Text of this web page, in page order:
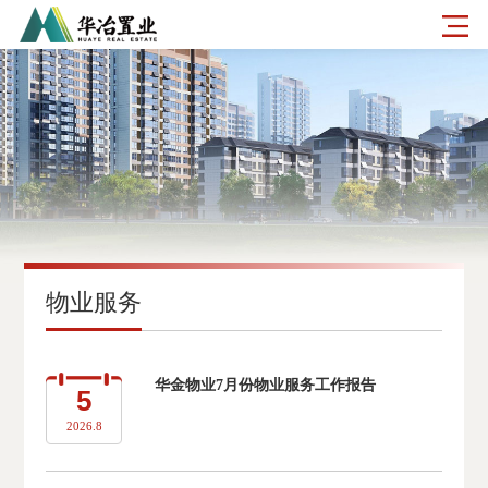
物业服务
5
2026.8
华金物业7月份物业服务工作报告